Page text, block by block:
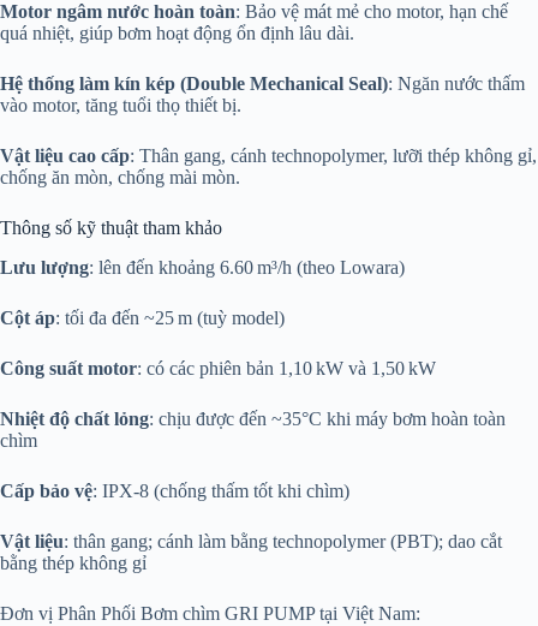
Motor ngâm nước hoàn toàn: Bảo vệ mát mẻ cho motor, hạn chế
quá nhiệt, giúp bơm hoạt động ổn định lâu dài.
Hệ thống làm kín kép (Double Mechanical Seal): Ngăn nước thấm
vào motor, tăng tuổi thọ thiết bị.
Vật liệu cao cấp: Thân gang, cánh technopolymer, lưỡi thép không gỉ,
chống ăn mòn, chống mài mòn.
Thông số kỹ thuật tham khảo
Lưu lượng: lên đến khoảng 6.60 m³/h (theo Lowara)
Cột áp: tối đa đến ~25 m (tuỳ model)
Công suất motor: có các phiên bản 1,10 kW và 1,50 kW
Nhiệt độ chất lỏng: chịu được đến ~35°C khi máy bơm hoàn toàn
chìm
Cấp bảo vệ: IPX‑8 (chống thấm tốt khi chìm)
Vật liệu: thân gang; cánh làm bằng technopolymer (PBT); dao cắt
bằng thép không gỉ
Đơn vị Phân Phối Bơm chìm GRI PUMP tại Việt Nam: